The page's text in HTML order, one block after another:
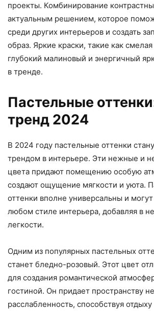
проекты. Комбинирование
актуальным решением, которое
среди других интерьеров и создать
образ. Яркие краски, такие как смелая
глубокий малиновый и энергичный
в тренде.
Пастельные
тренд 2024
В 2024 году пастельные оттенки
трендом в интерьере. Эти нежные и
цвета придают помещению особую
создают ощущение мягкости и уюта.
оттенки вполне универсальны и могут
любом стиле интерьера, добавляя в
легкости.
Одним из популярных пастельных
станет бледно-розовый. Этот цвет
для создания романтической
гостиной. Он придает пространству
расслабленность, способствуя